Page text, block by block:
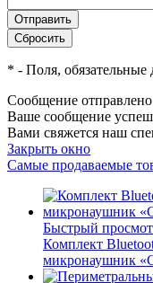
* - Поля, обязательные
Сообщение отправлено
Ваше сообщение
Вами свяжется наш
Закрыть окно
Самые продаваемые
Быстрый
Комплект
микронаушник